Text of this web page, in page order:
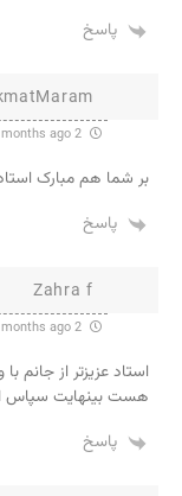
پاسخ
بر شما هم مبارک
پاسخ
Zahra f
استاد عزیزتر از
هست بینهایت
پاسخ